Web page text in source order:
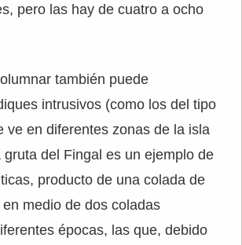
pero las hay de cuatro a ocho
también puede
intrusivos (como los del tipo
ve en diferentes zonas de la isla
del Fingal es un ejemplo de
producto de una colada de
medio de dos coladas
épocas, las que, debido